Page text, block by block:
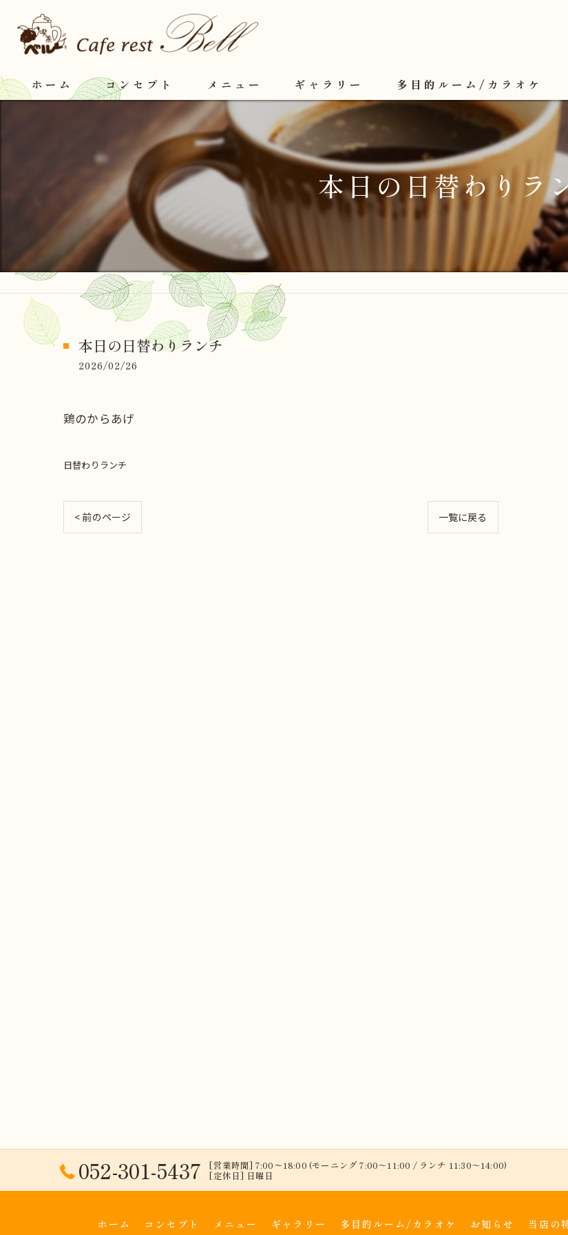
ホーム コンセプト メニュー ギャラリー 多目的ルーム/カラオケ
本日の日替わりラ
本日の日替わりランチ
2026/02/26
鶏のからあげ
日替わりランチ
< 前のページ 一覧に戻る
052-301-5437 [営業時間] 7:00〜18:00 (モーニング 7:00～11:00 / ランチ 11:30～14:00)
[定休日] 日曜日
ホーム コンセプト メニュー ギャラリー 多目的ルーム/カラオケ お知らせ 当店の